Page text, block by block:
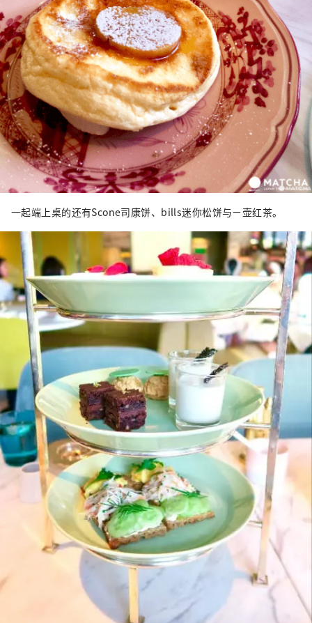
一起端上桌的还有Scone司康饼、bills迷你松饼与ㄧ壶红茶。